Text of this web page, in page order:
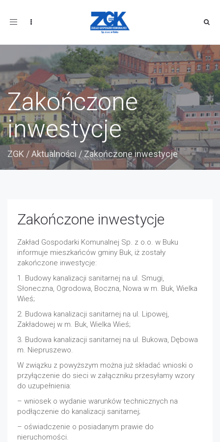
Toggle
Zakończone
inwestycje
ZGK /Aktualności / Zakończone inwestycje
Zakończone inwestycje
Zakład Gospodarki Komunalnej Sp. z o.o. w Buku
informuje mieszkańców gminy Buk, iż zostały
zakończone inwestycje:
1. Budowy kanalizacji sanitarnej na ul. Smugi,
Słoneczna, Ogrodowa, Boczna, Nowa w m. Buk, Wielka
Wieś;
2. Budowa kanalizacji sanitarnej na ul. Lipowej,
Zakładowej w m. Buk, Wielka Wieś;
3. Budowa kanalizacji sanitarnej na ul. Bukowa, Dębowa
m. Niepruszewo.
W związku z powyższym można już składać wnioski o
przyłączenie do sieci w załączniku przesyłamy wzory
do uzupełnienia:
– wniosek o wydanie warunków technicznych na
podłączenie do kanalizacji sanitarnej;
– oświadczenie o posiadanym prawie do
nieruchomości.